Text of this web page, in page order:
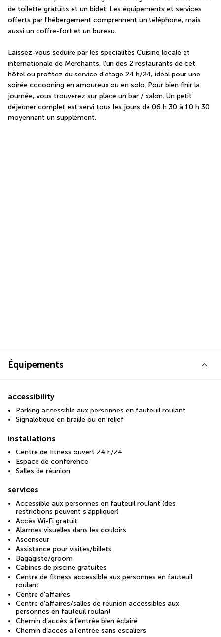
de toilette gratuits et un bidet. Les équipements et services
offerts par l'hébergement comprennent un téléphone, mais
aussi un coffre-fort et un bureau.
Laissez-vous séduire par les spécialités Cuisine locale et
internationale de Merchants, l'un des 2 restaurants de cet
hôtel ou profitez du service d'étage 24 h/24, idéal pour une
soirée cocooning en amoureux ou en solo. Pour bien finir la
journée, vous trouverez sur place un bar / salon. Un petit
déjeuner complet est servi tous les jours de 06 h 30 à 10 h 30
moyennant un supplément.
Équipements
accessibility
Parking accessible aux personnes en fauteuil roulant
Signalétique en braille ou en relief
installations
Centre de fitness ouvert 24 h/24
Espace de conférence
Salles de réunion
services
Accessible aux personnes en fauteuil roulant (des
restrictions peuvent s’appliquer)
Accès Wi-Fi gratuit
Alarmes visuelles dans les couloirs
Ascenseur
Assistance pour visites/billets
Bagagiste/groom
Cabines de piscine gratuites
Centre de fitness accessible aux personnes en fauteuil
roulant
Centre d’affaires
Centre d’affaires/salles de réunion accessibles aux
personnes en fauteuil roulant
Chemin d’accès à l’entrée bien éclairé
Chemin d’accès à l’entrée sans escaliers